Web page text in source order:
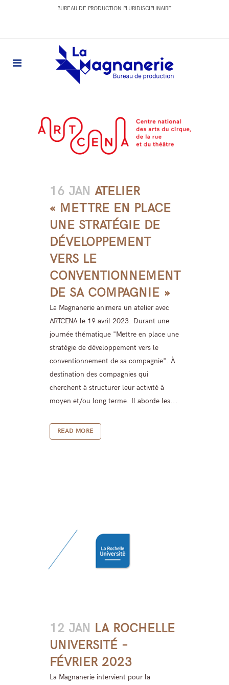
BUREAU DE PRODUCTION PLURIDISCIPLINAIRE
16 JAN ATELIER
« METTRE EN PLACE
UNE STRATÉGIE DE
DÉVELOPPEMENT
VERS LE
CONVENTIONNEMENT
DE SA COMPAGNIE »
La Magnanerie animera un atelier avec
ARTCENA le 19 avril 2023. Durant une
journée thématique "Mettre en place une
stratégie de développement vers le
conventionnement de sa compagnie". À
destination des compagnies qui
cherchent à structurer leur activité à
moyen et/ou long terme. Il aborde les...
READ MORE
12 JAN LA ROCHELLE
UNIVERSITÉ –
FÉVRIER 2023
La Magnanerie intervient pour la